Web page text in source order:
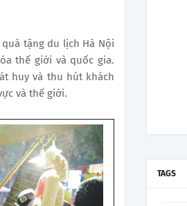
tặng du lịch Hà Nội
thế giới và quốc gia.
huy và thu hút khách
và thế giới.
TAGS